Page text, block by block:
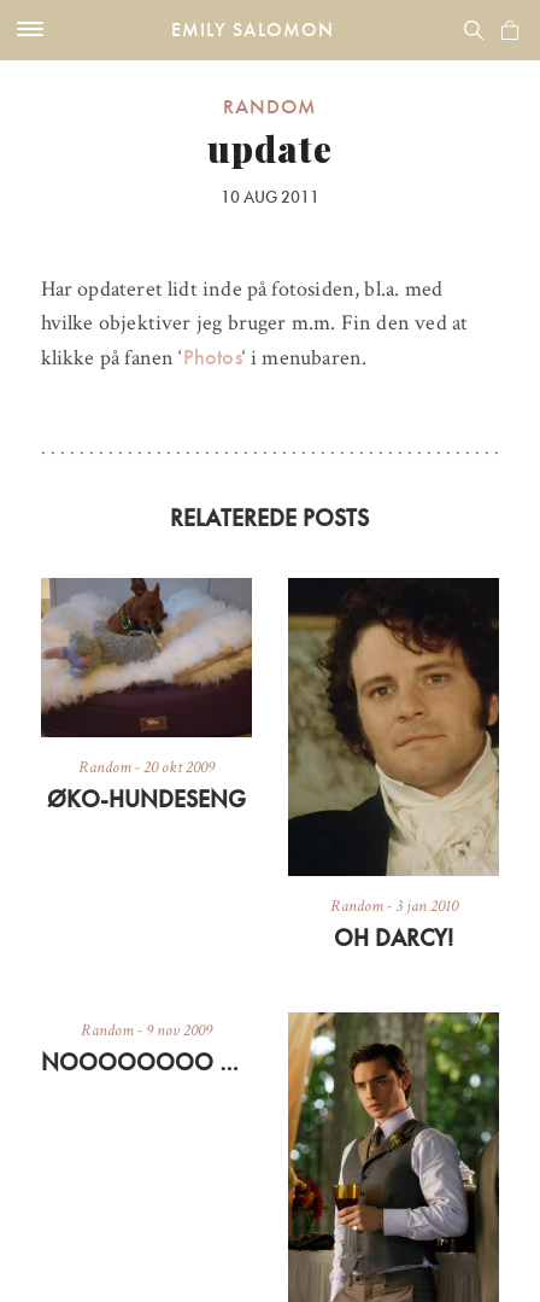
EMILY SALOMON
RANDOM
update
10 AUG 2011
Har opdateret lidt inde på fotosiden, bl.a. med
hvilke objektiver jeg bruger m.m. Fin den ved at
klikke på fanen ‘Photos‘ i menubaren.
RELATEREDE POSTS
Random-20 okt 2009
ØKO-HUNDESENG
Random-3 jan 2010
OH DARCY!
Random- 9 nov 2009
NOOOOOOOO MIN MAC ER CRASHET… ER FORHÅBENTLIG KLAR MED GENOPLIVET ELLER NY IETELLERANDET I MORGEN EFTERMIDDAG